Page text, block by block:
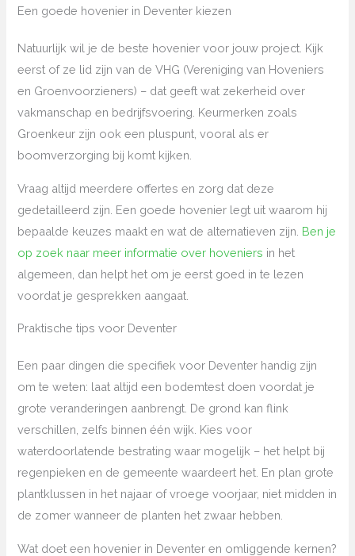
Een goede hovenier in Deventer kiezen
Natuurlijk wil je de beste hovenier voor jouw project. Kijk
eerst of ze lid zijn van de VHG (Vereniging van Hoveniers
en Groenvoorzieners) – dat geeft wat zekerheid over
vakmanschap en bedrijfsvoering. Keurmerken zoals
Groenkeur zijn ook een pluspunt, vooral als er
boomverzorging bij komt kijken.
Vraag altijd meerdere offertes en zorg dat deze
gedetailleerd zijn. Een goede hovenier legt uit waarom hij
bepaalde keuzes maakt en wat de alternatieven zijn. Ben je
op zoek naar meer informatie over hoveniers in het
algemeen, dan helpt het om je eerst goed in te lezen
voordat je gesprekken aangaat.
Praktische tips voor Deventer
Een paar dingen die specifiek voor Deventer handig zijn
om te weten: laat altijd een bodemtest doen voordat je
grote veranderingen aanbrengt. De grond kan flink
verschillen, zelfs binnen één wijk. Kies voor
waterdoorlatende bestrating waar mogelijk – het helpt bij
regenpieken en de gemeente waardeert het. En plan grote
plantklussen in het najaar of vroege voorjaar, niet midden in
de zomer wanneer de planten het zwaar hebben.
Wat doet een hovenier in Deventer en omliggende kernen?